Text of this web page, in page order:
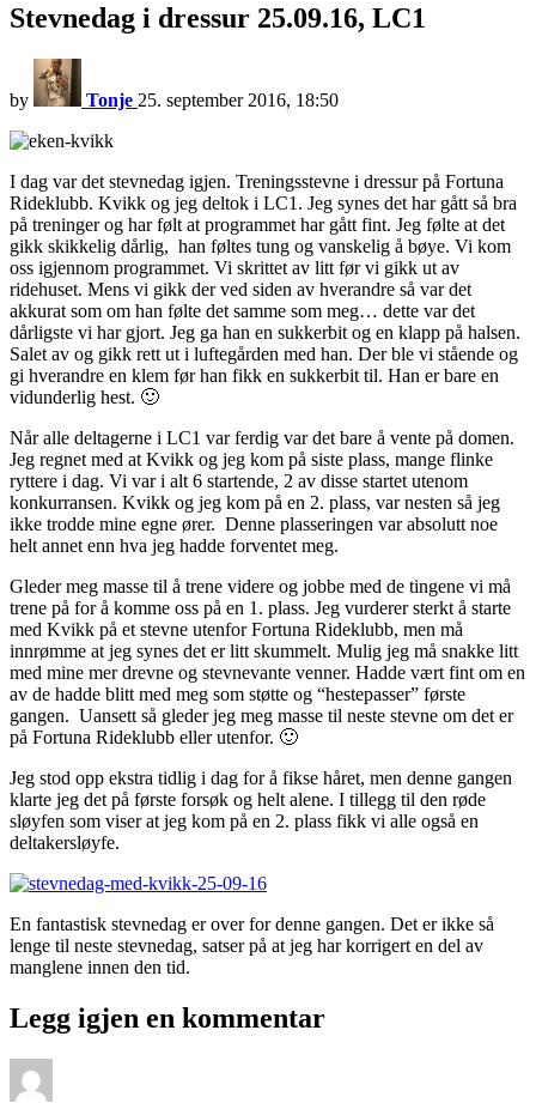
Stevnedag i dressur 25.09.16, LC1
by Tonje 25. september 2016, 18:50
I dag var det stevnedag igjen. Treningsstevne i dressur på Fortuna
Rideklubb. Kvikk og jeg deltok i LC1. Jeg synes det har gått så bra
på treninger og har følt at programmet har gått fint. Jeg følte at det
gikk skikkelig dårlig, han føltes tung og vanskelig å bøye. Vi kom
oss igjennom programmet. Vi skrittet av litt før vi gikk ut av
ridehuset. Mens vi gikk der ved siden av hverandre så var det
akkurat som om han følte det samme som meg… dette var det
dårligste vi har gjort. Jeg ga han en sukkerbit og en klapp på halsen.
Salet av og gikk rett ut i luftegården med han. Der ble vi stående og
gi hverandre en klem før han fikk en sukkerbit til. Han er bare en
vidunderlig hest. 🙂
Når alle deltagerne i LC1 var ferdig var det bare å vente på domen.
Jeg regnet med at Kvikk og jeg kom på siste plass, mange flinke
ryttere i dag. Vi var i alt 6 startende, 2 av disse startet utenom
konkurransen. Kvikk og jeg kom på en 2. plass, var nesten så jeg
ikke trodde mine egne ører. Denne plasseringen var absolutt noe
helt annet enn hva jeg hadde forventet meg.
Gleder meg masse til å trene videre og jobbe med de tingene vi må
trene på for å komme oss på en 1. plass. Jeg vurderer sterkt å starte
med Kvikk på et stevne utenfor Fortuna Rideklubb, men må
innrømme at jeg synes det er litt skummelt. Mulig jeg må snakke litt
med mine mer drevne og stevnevante venner. Hadde vært fint om en
av de hadde blitt med meg som støtte og “hestepasser” første
gangen. Uansett så gleder jeg meg masse til neste stevne om det er
på Fortuna Rideklubb eller utenfor. 🙂
Jeg stod opp ekstra tidlig i dag for å fikse håret, men denne gangen
klarte jeg det på første forsøk og helt alene. I tillegg til den røde
sløyfen som viser at jeg kom på en 2. plass fikk vi alle også en
deltakersløyfe.
En fantastisk stevnedag er over for denne gangen. Det er ikke så
lenge til neste stevnedag, satser på at jeg har korrigert en del av
manglene innen den tid.
Legg igjen en kommentar